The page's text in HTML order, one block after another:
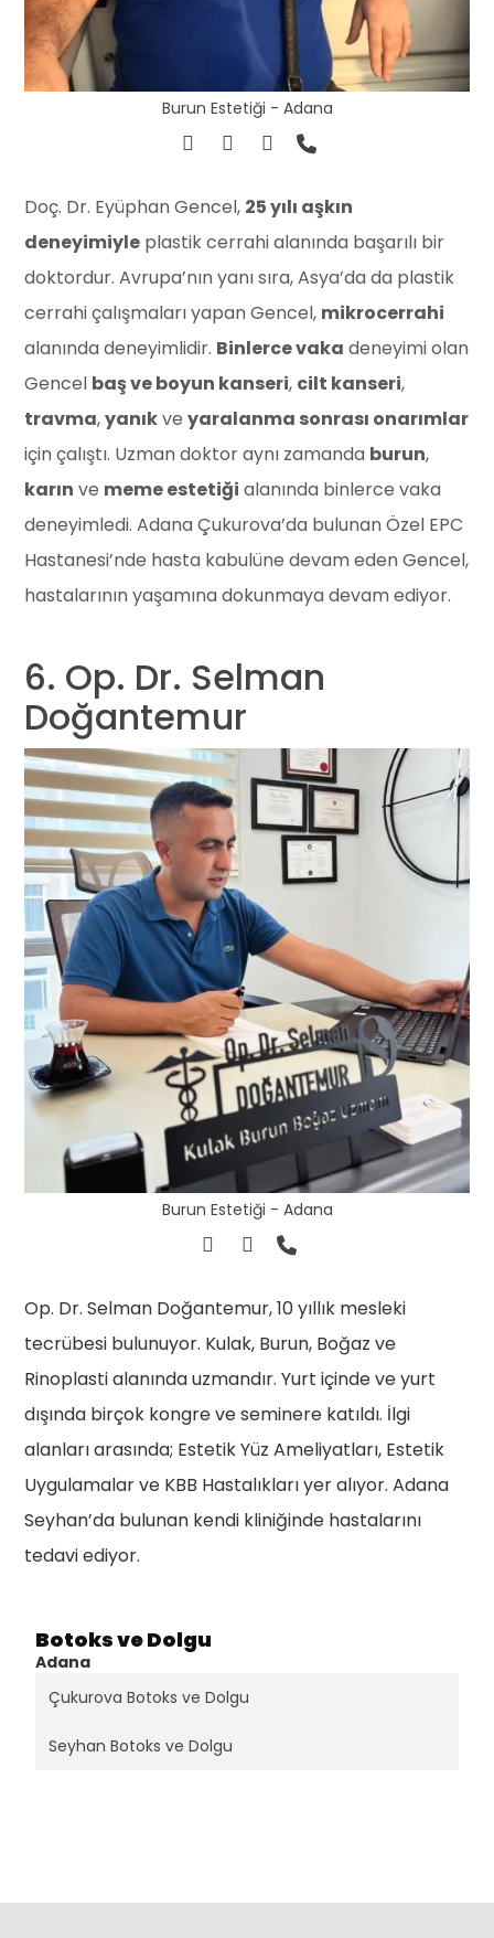
Botoks ve Dolgu
Adana
Çukurova Botoks ve Dolgu
Seyhan Botoks ve Dolgu
Burun Estetiği - Adana
Doç. Dr. Eyüphan Gencel, 25 yılı aşkın
deneyimiyle plastik cerrahi alanında başarılı bir
doktordur. Avrupa’nın yanı sıra, Asya’da da plastik
cerrahi çalışmaları yapan Gencel, mikrocerrahi
alanında deneyimlidir. Binlerce vaka deneyimi olan
Gencel baş ve boyun kanseri, cilt kanseri,
travma,yanıkveyaralanma sonrası onarımlar
için çalıştı. Uzman doktor aynı zamanda burun,
karın ve meme estetiği alanında binlerce vaka
deneyimledi. Adana Çukurova’da bulunan Özel EPC
Hastanesi’nde hasta kabulüne devam eden Gencel,
hastalarının yaşamına dokunmaya devam ediyor.
6. Op. Dr. Selman
Doğantemur
Burun Estetiği - Adana
Op. Dr. Selman Doğantemur, 10 yıllık mesleki
tecrübesi bulunuyor. Kulak, Burun, Boğaz ve
Rinoplasti alanında uzmandır. Yurt içinde ve yurt
dışında birçok kongre ve seminere katıldı. İlgi
alanları arasında; Estetik Yüz Ameliyatları, Estetik
Uygulamalar ve KBB Hastalıkları yer alıyor. Adana
Seyhan’da bulunan kendi kliniğinde hastalarını
tedavi ediyor.